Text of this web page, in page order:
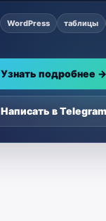
WordPress таблицы
Узнать подробнее →
Написать в Telegram